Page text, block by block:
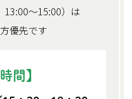
13:00～15:00）は
優先です
間】